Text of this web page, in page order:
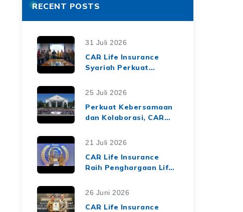
RECENT POSTS
31 Juli 2026
CAR Life Insurance
Syariah Perkuat
Syariah melalui Kerja
Syariah dengan Tiga
BPRS di Lampung
25 Juli 2026
Perkuat Kebersamaan
dan Kolaborasi, CAR
Employee Gathering
"Harmoni Nusantara,
Sinergi Berkelanjutan"
21 Juli 2026
CAR Life Insurance
Raih Penghargaan Life
Market Leaders 2026
26 Juni 2026
CAR Life Insurance